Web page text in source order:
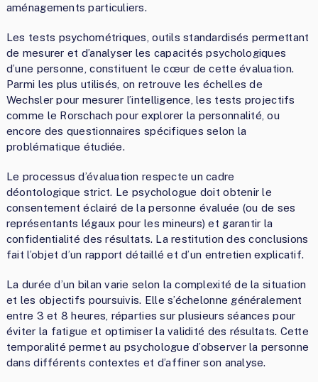
aménagements particuliers.
Les tests psychométriques, outils standardisés permettant
de mesurer et d’analyser les capacités psychologiques
d’une personne, constituent le cœur de cette évaluation.
Parmi les plus utilisés, on retrouve les échelles de
Wechsler pour mesurer l’intelligence, les tests projectifs
comme le Rorschach pour explorer la personnalité, ou
encore des questionnaires spécifiques selon la
problématique étudiée.
Le processus d’évaluation respecte un cadre
déontologique strict. Le psychologue doit obtenir le
consentement éclairé de la personne évaluée (ou de ses
représentants légaux pour les mineurs) et garantir la
confidentialité des résultats. La restitution des conclusions
fait l’objet d’un rapport détaillé et d’un entretien explicatif.
La durée d’un bilan varie selon la complexité de la situation
et les objectifs poursuivis. Elle s’échelonne généralement
entre 3 et 8 heures, réparties sur plusieurs séances pour
éviter la fatigue et optimiser la validité des résultats. Cette
temporalité permet au psychologue d’observer la personne
dans différents contextes et d’affiner son analyse.